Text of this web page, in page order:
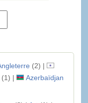
(2) |
(1) |
Azerbaïdjan